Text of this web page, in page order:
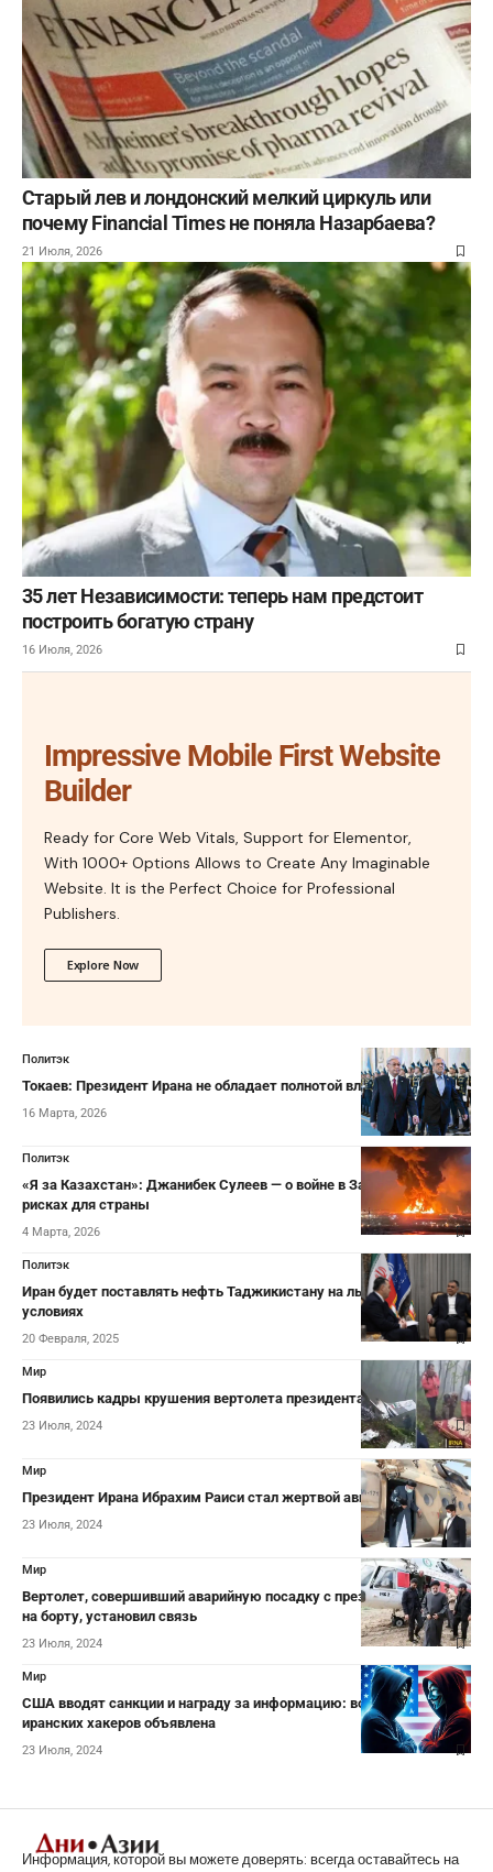
Старый лев и лондонский мелкий циркуль или
почему Financial Times не поняла Назарбаева?
21 Июля, 2026
35 лет Независимости: теперь нам предстоит
построить богатую страну
16 Июля, 2026
Impressive Mobile First Website
Builder
Ready for Core Web Vitals, Support for Elementor,
With 1000+ Options Allows to Create Any Imaginable
Website. It is the Perfect Choice for Professional
Publishers.
Explore Now
Политэк
Токаев: Президент Ирана не обладает полнотой власти
16 Марта, 2026
Политэк
«Я за Казахстан»: Джанибек Сулеев — о войне в Заливе, нефти и
рисках для страны
4 Марта, 2026
Политэк
Иран будет поставлять нефть Таджикистану на льготных
условиях
20 Февраля, 2025
Мир
Появились кадры крушения вертолета президента Ирана
23 Июля, 2024
Мир
Президент Ирана Ибрахим Раиси стал жертвой авиакатастрофы
23 Июля, 2024
Мир
Вертолет, совершивший аварийную посадку с президентом Ирана
на борту, установил связь
23 Июля, 2024
Мир
США вводят санкции и награду за информацию: война против
иранских хакеров объявлена
23 Июля, 2024
Информация, которой вы можете доверять: всегда оставайтесь на